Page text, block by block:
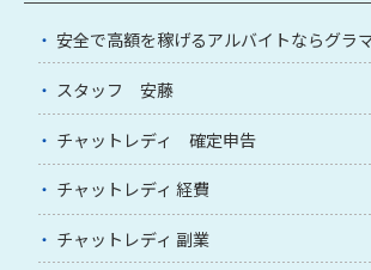
安全で高額を稼げるアルバイトならグラ
スタッフ 安藤
チャットレディ 確定申告
チャットレディ 経費
チャットレディ 副業